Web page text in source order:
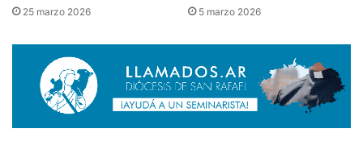
25 marzo 2026 5 marzo 2026